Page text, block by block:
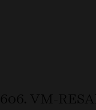
606. VM-